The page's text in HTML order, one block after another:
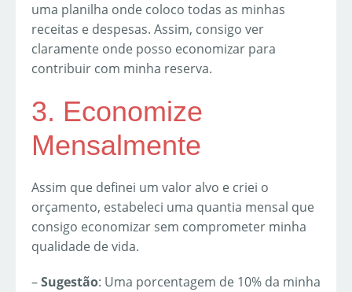
uma planilha onde coloco todas as minhas
receitas e despesas. Assim, consigo ver
claramente onde posso economizar para
contribuir com minha reserva.
3. Economize
Mensalmente
Assim que definei um valor alvo e criei o
orçamento, estabeleci uma quantia mensal que
consigo economizar sem comprometer minha
qualidade de vida.
–Sugestão: Uma porcentagem de 10% da minha